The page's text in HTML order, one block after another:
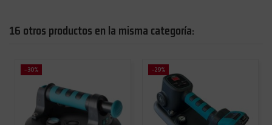
16 otros productos en la misma categoría:
-30% -29%